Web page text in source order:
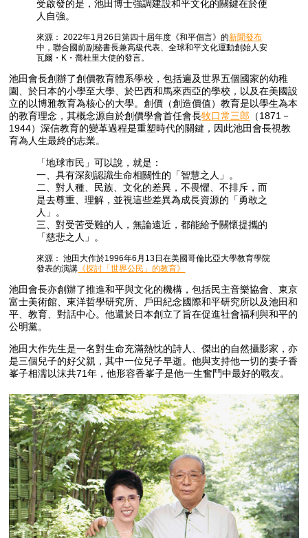
受啟發的是，池田博士強調建設和平文化的關鍵在於使
人自強。
來源： 2022年1月26日第四十屆年度《和平倡言》的新聞發布
中，聯合國前副秘書長兼高級代表、全球和平文化運動創始人安
瓦爾・K・喬杜里大使的發言。
池田會長創辦了創價教育體系學校，包括遍及世界五個國家的幼稚
園、於日本的小學至大學、於巴西和馬來西亞的學校，以及在美國設
立的以博雅教育為核心的大學。創價（創造價值）教育是以學生為本
的教育理念，其概念源自於創價學會首任會長牧口常三郎 （1871－
1944）深信教育的變革過程是重塑時代的關鍵，因此池田會長視教
育為人生最終的志業。
「地球市民」可以說，就是：
一、具有深刻認識生命相關性的「智慧之人」。
二、對人種、民族、文化的差異，不畏懼、不排斥，而
是去尊重、理解，並視這些差異為成長資源的「勇敢之
人」。
三、對受苦受難的人，無論遠近，都能給予關懷提攜的
「慈悲之人」。
來源： 池田大作於1996年6月13日在美國哥倫比亞大學教育學院
發表的演講 《探討「世界公民」的教育》
池田會長亦創辦了推進和平與文化的機構，包括民主音樂協會、東京
富士美術館、東洋哲學研究所、戶田紀念國際和平研究所以及池田和
平、教育、對話中心。他還於日本創立了旨在促進社會福利與和平的
公明黨。
池田大作先生是一名對生命充滿熱忱的詩人、傑出的自然攝影家，亦
是三個兒子的好父親，其中一位兒子早逝。他與支持他一切的妻子香
峯子相濡以沫共71年，他形容香峯子是他一生奮鬥中最好的戰友。